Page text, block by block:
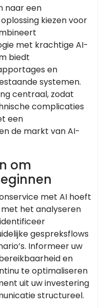
naar een
kiezen voor
met krachtige AI-
biedt
en
systemen.
centraal, zodat
complicaties
een
de markt van AI-
om
met AI hoeft
met het analyseren
gespreksflows
Informeer uw
en
te optimaliseren
uit uw investering
structureel.